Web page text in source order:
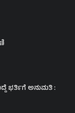
ಭರ್ತಿಗೆ ಅನುಮತಿ :